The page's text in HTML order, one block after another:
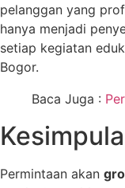
pelanggan yang
hanya menjadi
setiap kegiatan
Bogor.
Baca Juga :
Permintaan akan